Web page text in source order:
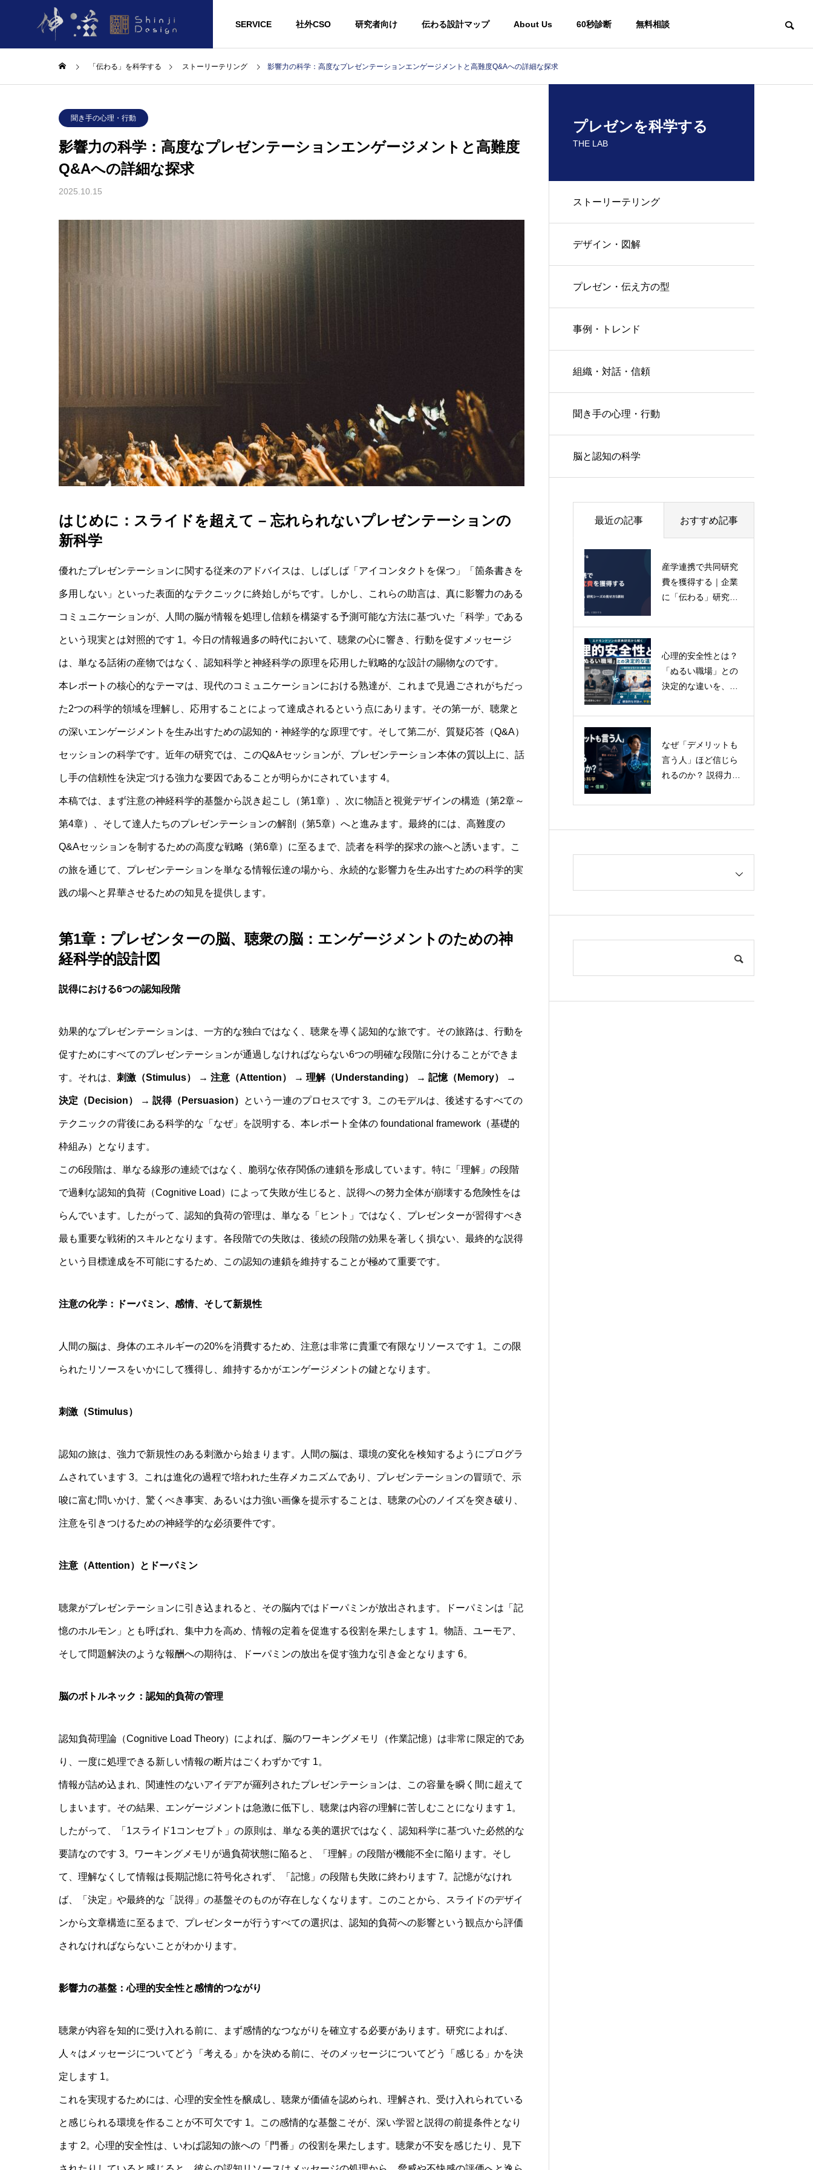
HOME SERVICE 社外CSO 研究者向け 伝わる設計マップ About Us 60秒診断 無料相談
「伝わる」を科学する ストーリーテリング 影響力の科学：高度なプレゼンテーションエンゲージメントと高難度Q&Aへの詳細な探求
聞き手の心理・行動
影響力の科学：高度なプレゼンテーションエンゲージメントと高難度
Q&Aへの詳細な探求
2025.10.15
はじめに：スライドを超えて – 忘れられないプレゼンテーションの
新科学
優れたプレゼンテーションに関する従来のアドバイスは、しばしば「アイコンタクトを保つ」「箇条書きを
多用しない」といった表面的なテクニックに終始しがちです。しかし、これらの助言は、真に影響力のある
コミュニケーションが、人間の脳が情報を処理し信頼を構築する予測可能な方法に基づいた「科学」である
という現実とは対照的です 1。今日の情報過多の時代において、聴衆の心に響き、行動を促すメッセージ
は、単なる話術の産物ではなく、認知科学と神経科学の原理を応用した戦略的な設計の賜物なのです。
本レポートの核心的なテーマは、現代のコミュニケーションにおける熟達が、これまで見過ごされがちだっ
た2つの科学的領域を理解し、応用することによって達成されるという点にあります。その第一が、聴衆と
の深いエンゲージメントを生み出すための認知的・神経学的な原理です。そして第二が、質疑応答（Q&A）
セッションの科学です。近年の研究では、このQ&Aセッションが、プレゼンテーション本体の質以上に、話
し手の信頼性を決定づける強力な要因であることが明らかにされています 4。
本稿では、まず注意の神経科学的基盤から説き起こし（第1章）、次に物語と視覚デザインの構造（第2章～
第4章）、そして達人たちのプレゼンテーションの解剖（第5章）へと進みます。最終的には、高難度の
Q&Aセッションを制するための高度な戦略（第6章）に至るまで、読者を科学的探求の旅へと誘います。こ
の旅を通じて、プレゼンテーションを単なる情報伝達の場から、永続的な影響力を生み出すための科学的実
践の場へと昇華させるための知見を提供します。
第1章：プレゼンターの脳、聴衆の脳：エンゲージメントのための神
経科学的設計図
説得における6つの認知段階
効果的なプレゼンテーションは、一方的な独白ではなく、聴衆を導く認知的な旅です。その旅路は、行動を
促すためにすべてのプレゼンテーションが通過しなければならない6つの明確な段階に分けることができま
す。それは、 刺激（Stimulus） → 注意（Attention） → 理解（Understanding） → 記憶（Memory） →
決定（Decision） → 説得（Persuasion） という一連のプロセスです 3。このモデルは、後述するすべての
テクニックの背後にある科学的な「なぜ」を説明する、本レポート全体の foundational framework（基礎的
枠組み）となります。
この6段階は、単なる線形の連続ではなく、脆弱な依存関係の連鎖を形成しています。特に「理解」の段階
で過剰な認知的負荷（Cognitive Load）によって失敗が生じると、説得への努力全体が崩壊する危険性をは
らんでいます。したがって、認知的負荷の管理は、単なる「ヒント」ではなく、プレゼンターが習得すべき
最も重要な戦術的スキルとなります。各段階での失敗は、後続の段階の効果を著しく損ない、最終的な説得
という目標達成を不可能にするため、この認知の連鎖を維持することが極めて重要です。
注意の化学：ドーパミン、感情、そして新規性
人間の脳は、身体のエネルギーの20%を消費するため、注意は非常に貴重で有限なリソースです 1。この限
られたリソースをいかにして獲得し、維持するかがエンゲージメントの鍵となります。
刺激（Stimulus）
認知の旅は、強力で新規性のある刺激から始まります。人間の脳は、環境の変化を検知するようにプログラ
ムされています 3。これは進化の過程で培われた生存メカニズムであり、プレゼンテーションの冒頭で、示
唆に富む問いかけ、驚くべき事実、あるいは力強い画像を提示することは、聴衆の心のノイズを突き破り、
注意を引きつけるための神経学的な必須要件です。
注意（Attention）とドーパミン
聴衆がプレゼンテーションに引き込まれると、その脳内ではドーパミンが放出されます。ドーパミンは「記
憶のホルモン」とも呼ばれ、集中力を高め、情報の定着を促進する役割を果たします 1。物語、ユーモア、
そして問題解決のような報酬への期待は、ドーパミンの放出を促す強力な引き金となります 6。
脳のボトルネック：認知的負荷の管理
認知負荷理論（Cognitive Load Theory）によれば、脳のワーキングメモリ（作業記憶）は非常に限定的であ
り、一度に処理できる新しい情報の断片はごくわずかです 1。
情報が詰め込まれ、関連性のないアイデアが羅列されたプレゼンテーションは、この容量を瞬く間に超えて
しまいます。その結果、エンゲージメントは急激に低下し、聴衆は内容の理解に苦しむことになります 1。
したがって、「1スライド1コンセプト」の原則は、単なる美的選択ではなく、認知科学に基づいた必然的な
要請なのです 3。ワーキングメモリが過負荷状態に陥ると、「理解」の段階が機能不全に陥ります。そし
て、理解なくして情報は長期記憶に符号化されず、「記憶」の段階も失敗に終わります 7。記憶がなけれ
ば、「決定」や最終的な「説得」の基盤そのものが存在しなくなります。このことから、スライドのデザイ
ンから文章構造に至るまで、プレゼンターが行うすべての選択は、認知的負荷への影響という観点から評価
されなければならないことがわかります。
影響力の基盤：心理的安全性と感情的つながり
聴衆が内容を知的に受け入れる前に、まず感情的なつながりを確立する必要があります。研究によれば、
人々はメッセージについてどう「考える」かを決める前に、そのメッセージについてどう「感じる」かを決
定します 1。
これを実現するためには、心理的安全性を醸成し、聴衆が価値を認められ、理解され、受け入れられている
と感じられる環境を作ることが不可欠です 1。この感情的な基盤こそが、深い学習と説得の前提条件となり
ます 2。心理的安全性は、いわば認知の旅への「門番」の役割を果たします。聴衆が不安を感じたり、見下
プレゼンを科学する
THE LAB
ストーリーテリング
デザイン・図解
プレゼン・伝え方の型
事例・トレンド
組織・対話・信頼
聞き手の心理・行動
脳と認知の科学
最近の記事 おすすめ記事
産学連携で共同研究
費を獲得する｜企業
に「伝わる」研究シ
心理的安全性とは？
「ぬるい職場」との
決定的な違いを、エ
研究から解く
なぜ「デメリットも
言う人」ほど信じら
れるのか？ 説得力を
の科学
脳の認知特性をハッ
クする：科学的エビ
デンスに基づく「最
ーク」選択戦略
プレゼンテーション
の科学：Gemini 3.0
革命と「Deep Thin
知の変容